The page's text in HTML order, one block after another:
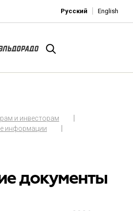
Русский English
и инвесторам
информации
документы